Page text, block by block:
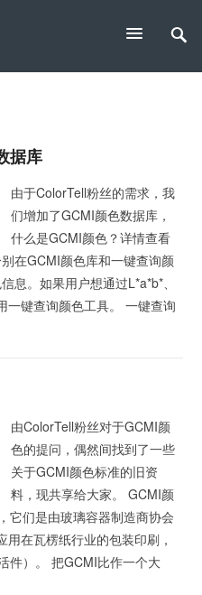
据库
由于ColorTell粉丝的需求，我
们增加了GCMI颜色数据库，
什么是GCMI颜色？详情查看
在GCMI颜色库和一键查询颜
息。如果用户想通过L*a*b*、
一键查询颜色工具。 一键查询
由ColorTell粉丝对于GCMI颜
色的提问，偶然间找到了一些
关于GCMI颜色标准的旧资
料，现共享给大家。 GCMI颜
它们是由玻璃容器制造商协会
在瓦楞纸行业的包装印刷，
件）。 把GCMI比作一个大